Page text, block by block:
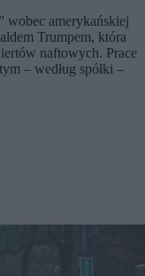
wobec amerykańskiej
Trumpem, która
naftowych. Prace
– według spółki –